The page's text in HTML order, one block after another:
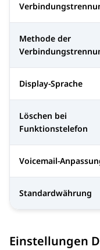
Methode der
Display-Sprache
Löschen bei
Funktionstelefon
Voicemail-
Standardwährung
Einstellungen